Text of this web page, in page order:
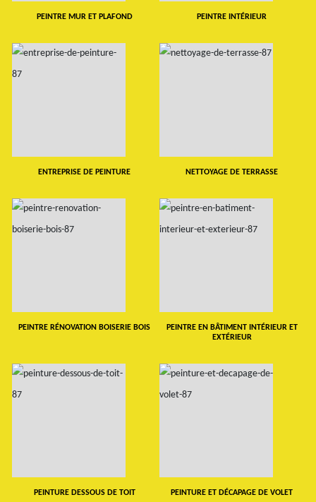
PEINTRE MUR ET PLAFOND PEINTRE INTÉRIEUR
ENTREPRISE DE PEINTURE NETTOYAGE DE TERRASSE
PEINTRE RÉNOVATION BOISERIE BOIS
PEINTRE EN BÂTIMENT INTÉRIEUR ET
EXTÉRIEUR
PEINTURE DESSOUS DE TOIT PEINTURE ET DÉCAPAGE DE VOLET